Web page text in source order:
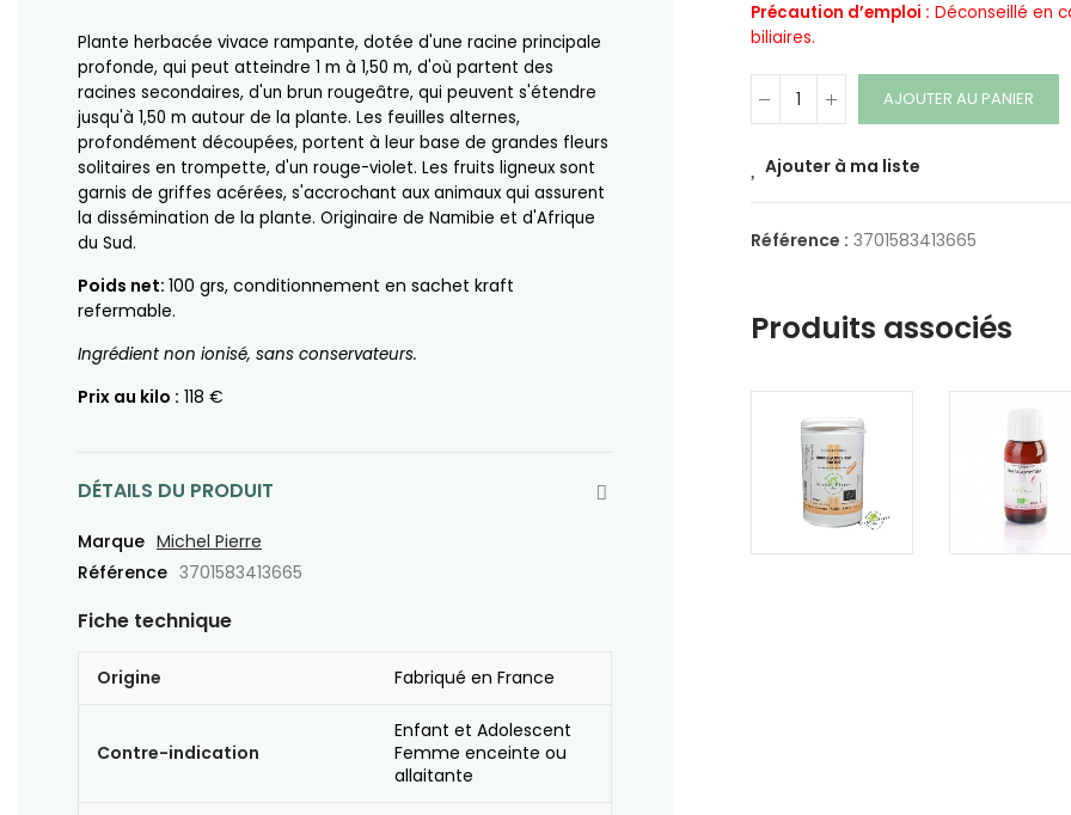
Plante herbacée vivace rampante, dotée d'une racine principale
profonde, qui peut atteindre 1 m à 1,50 m, d'où partent des
racines secondaires, d'un brun rougeâtre, qui peuvent s'étendre
jusqu'à 1,50 m autour de la plante. Les feuilles alternes,
profondément découpées, portent à leur base de grandes fleurs
solitaires en trompette, d'un rouge-violet. Les fruits ligneux sont
garnis de griffes acérées, s'accrochant aux animaux qui assurent
la dissémination de la plante. Originaire de Namibie et d'Afrique
du Sud.
Poids net: 100 grs, conditionnement en sachet kraft
refermable.
Ingrédient non ionisé, sans conservateurs.
Prix au kilo : 118 €
DÉTAILS DU PRODUIT
Marque Michel Pierre
Référence 3701583413665
Fiche technique
Origine Fabriqué en France
Contre-indication
Enfant et Adolescent
Femme enceinte ou
allaitante
Précaution d’emploi : Déconseillé en
biliaires.
AJOUTER AU PANIER
Ajouter à ma liste
Référence : 3701583413665
Produits associés